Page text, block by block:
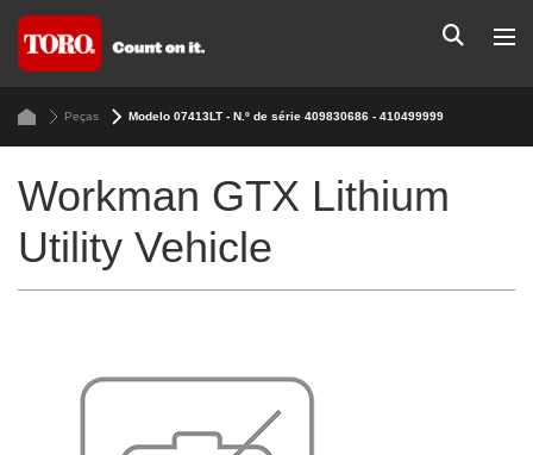
Peças Modelo 07413LT - N.º de série 409830686 - 410499999
Workman GTX Lithium
Utility Vehicle